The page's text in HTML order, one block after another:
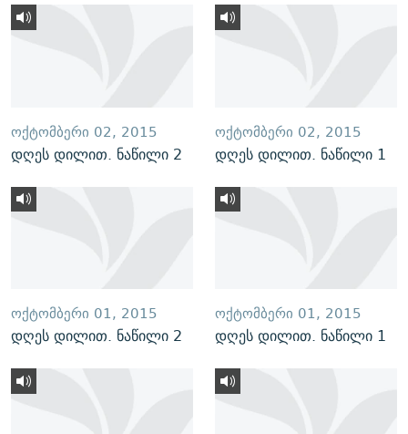
ᲝᲥᲢᲝᲛᲑᲔᲠᲘ 02, 2015
დღეს დილით. ნაწილი 2
ᲝᲥᲢᲝᲛᲑᲔᲠᲘ 02, 2015
დღეს დილით. ნაწილი 1
ᲝᲥᲢᲝᲛᲑᲔᲠᲘ 01, 2015
დღეს დილით. ნაწილი 2
ᲝᲥᲢᲝᲛᲑᲔᲠᲘ 01, 2015
დღეს დილით. ნაწილი 1